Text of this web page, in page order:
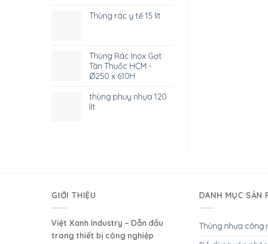
hạng5.005
Thùng rác y tế 15 lít
Thùng Rác Inox Gạt
Tàn Thuốc HCM -
Ø250 x 610H
thùng phuy nhựa 120
lít
GIỚI THIỆU
Việt Xanh Industry – Dẫn đầu
trong thiết bị công nghiệp
DANH MỤC SẢN
Thùng nhựa công